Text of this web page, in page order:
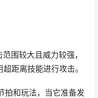
围较大且威力较强，
距离技能进行攻击。
拍和玩法，当它准备发